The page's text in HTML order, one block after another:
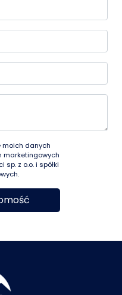
moich danych
marketingowych
sp. z o.o. i spółki